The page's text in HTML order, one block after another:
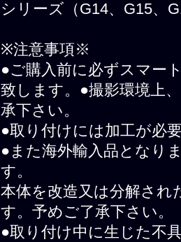
シリーズ（G14、G15、
※注意事項※
●ご購入前に必ずスマー
致します。●撮影環境上
承下さい。
●取り付けには加工が必
●また海外輸入品となり
す。
本体を改造又は分解され
す。予めご了承下さい。
●取り付け中に生じた不